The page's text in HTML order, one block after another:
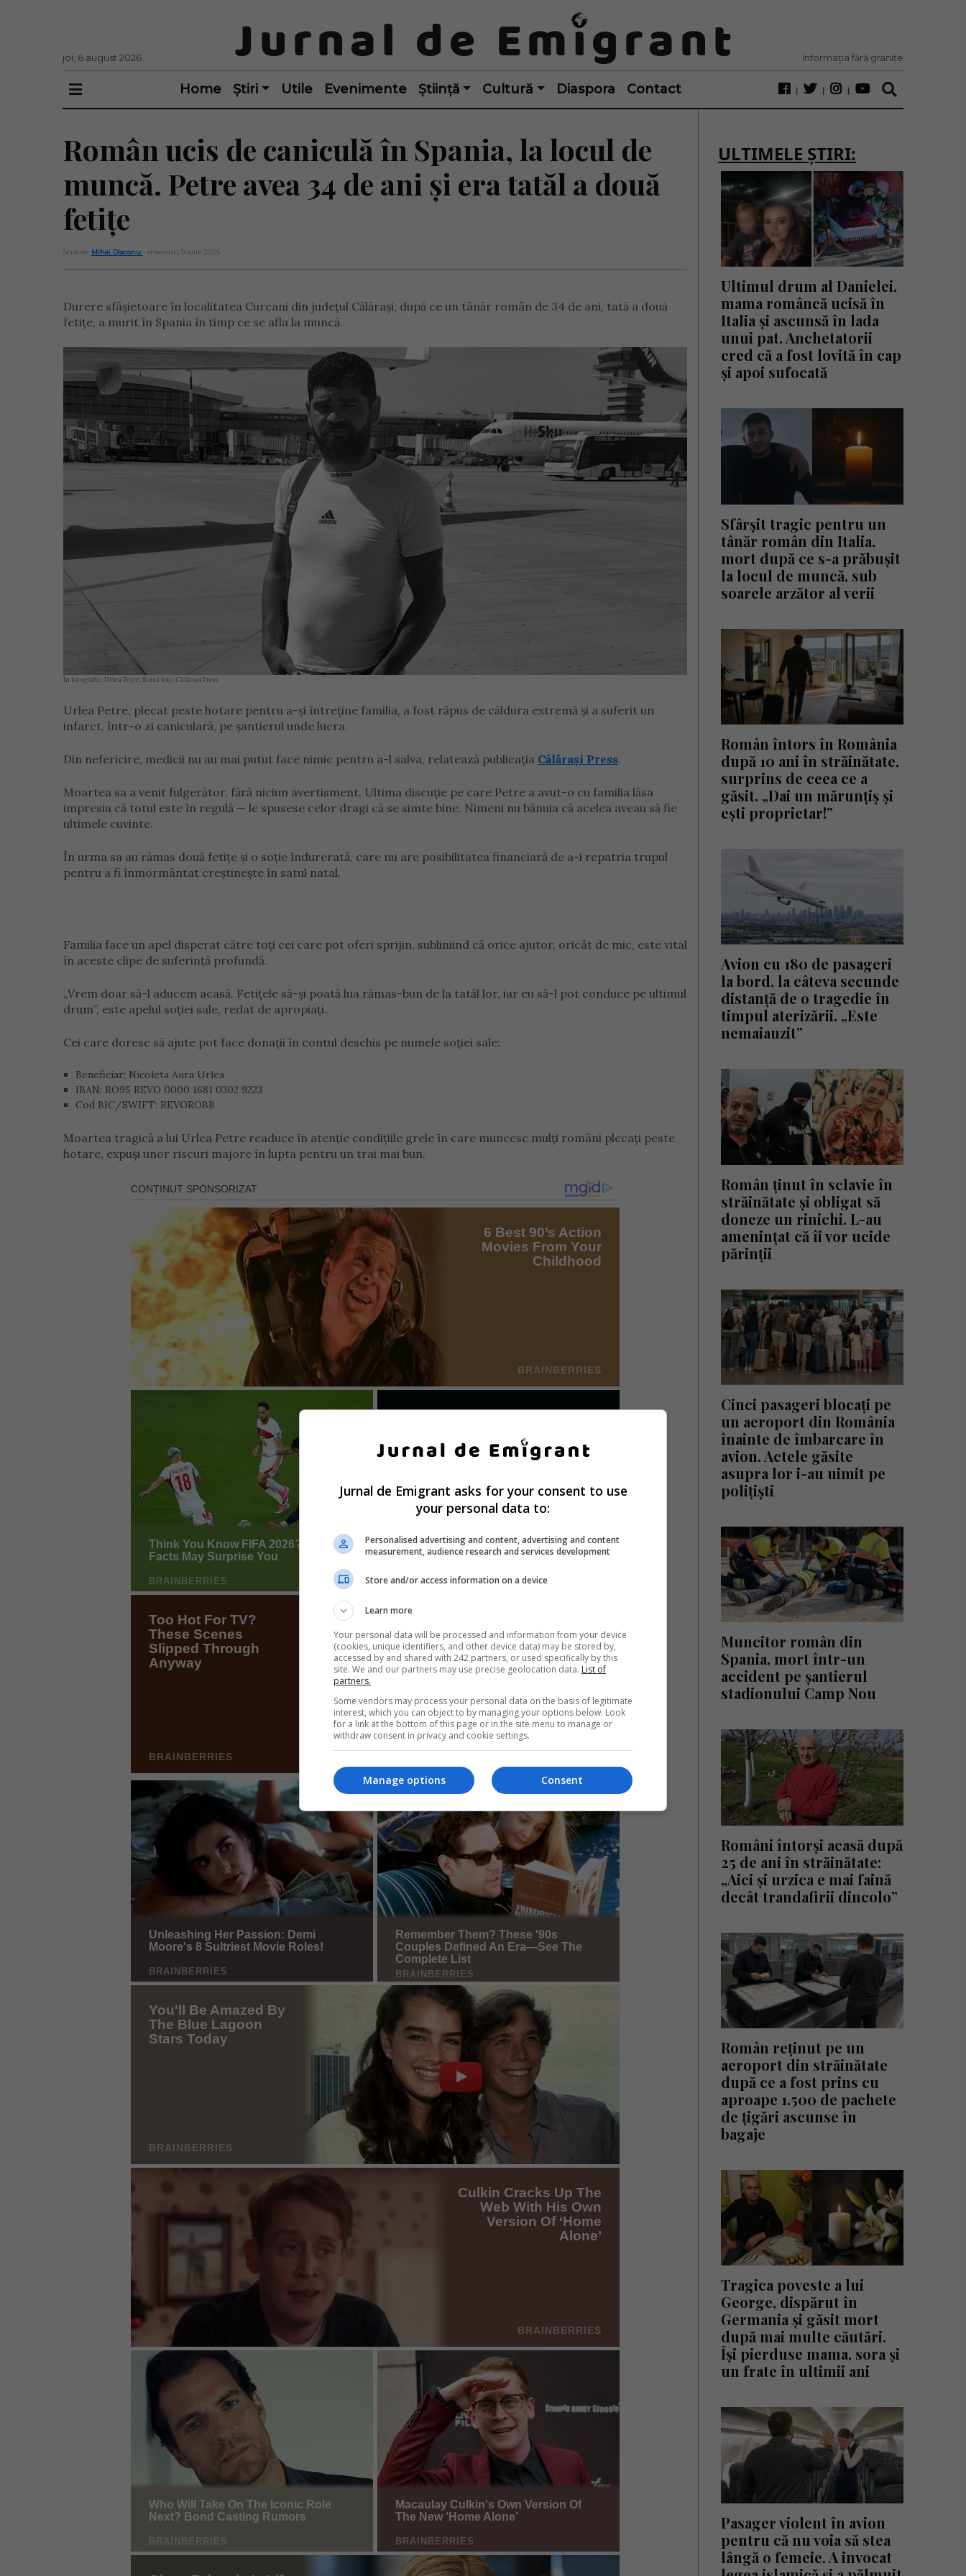
joi, 6 august 2026 Informația fără granițe
Home Știri Utile Evenimente Știință Cultură Diaspora Contact
Român ucis de caniculă în Spania, la locul de
muncă. Petre avea 34 de ani și era tatăl a două
fetițe
Scris de: Mihai Diaconu - miercuri, 9 iulie 2025
Durere sfâșietoare în localitatea Curcani din județul Călărași, după ce un tânăr român de 34 de ani, tată a două
fetițe, a murit în Spania în timp ce se afla la muncă.
În fotografie: Urlea Petre. Sursă foto: Călărași Press.
Urlea Petre, plecat peste hotare pentru a-și întreține familia, a fost răpus de căldura extremă și a suferit un
infarct, într-o zi caniculară, pe șantierul unde lucra.
Din nefericire, medicii nu au mai putut face nimic pentru a-l salva, relatează publicația Călărași Press.
Moartea sa a venit fulgerător, fără niciun avertisment. Ultima discuție pe care Petre a avut-o cu familia lăsa
impresia că totul este în regulă — le spusese celor dragi că se simte bine. Nimeni nu bănuia că acelea aveau să fie
ultimele cuvinte.
În urma sa au rămas două fetițe și o soție îndurerată, care nu are posibilitatea financiară de a-i repatria trupul
pentru a fi înmormântat creștinește în satul natal.
Familia face un apel disperat către toți cei care pot oferi sprijin, subliniind că orice ajutor, oricât de mic, este vital
în aceste clipe de suferință profundă.
„Vrem doar să-l aducem acasă. Fetițele să-și poată lua rămas-bun de la tatăl lor, iar eu să-l pot conduce pe ultimul
drum”, este apelul soției sale, redat de apropiați.
Cei care doresc să ajute pot face donații în contul deschis pe numele soției sale:
Beneficiar: Nicoleta Aura Urlea
IBAN: RO95 REVO 0000 1681 0302 9223
Cod BIC/SWIFT: REVOROBB
Moartea tragică a lui Urlea Petre readuce în atenție condițiile grele în care muncesc mulți români plecați peste
hotare, expuși unor riscuri majore în lupta pentru un trai mai bun.
ULTIMELE ȘTIRI:
Ultimul drum al Danielei,
mama româncă ucisă în
Italia și ascunsă în lada
unui pat. Anchetatorii
cred că a fost lovită în cap
și apoi sufocată
Sfârșit tragic pentru un
tânăr român din Italia,
mort după ce s-a prăbușit
la locul de muncă, sub
soarele arzător al verii
Român întors în România
după 10 ani în străinătate,
surprins de ceea ce a
găsit. „Dai un mărunțiș și
ești proprietar!”
Avion cu 180 de pasageri
la bord, la câteva secunde
distanță de o tragedie în
timpul aterizării. „Este
nemaiauzit”
Român ținut în sclavie în
străinătate și obligat să
doneze un rinichi. L-au
amenințat că îi vor ucide
părinții
Cinci pasageri blocați pe
un aeroport din România
înainte de îmbarcare în
avion. Actele găsite
asupra lor i-au uimit pe
polițiști
Muncitor român din
Spania, mort într-un
accident pe șantierul
stadionului Camp Nou
Români întorși acasă după
25 de ani în străinătate:
„Aici și urzica e mai faină
decât trandafirii dincolo”
Român reținut pe un
aeroport din străinătate
după ce a fost prins cu
aproape 1.500 de pachete
de țigări ascunse în
bagaje
Tragica poveste a lui
George, dispărut în
Germania și găsit mort
după mai multe căutări.
Își pierduse mama, sora și
un frate în ultimii ani
Pasager violent în avion
pentru că nu voia să stea
lângă o femeie. A invocat
Jurnal de Emigrant asks for your consent to use
your personal data to:
Personalised advertising and content, advertising and content
measurement, audience research and services development
Store and/or access information on a device
Learn more
Your personal data will be processed and information from your device
(cookies, unique identifiers, and other device data) may be stored by,
accessed by and shared with 242 partners, or used specifically by this
site. We and our partners may use precise geolocation data. List of
partners.
Some vendors may process your personal data on the basis of legitimate
interest, which you can object to by managing your options below. Look
for a link at the bottom of this page or in the site menu to manage or
withdraw consent in privacy and cookie settings.
Consent
Manage options